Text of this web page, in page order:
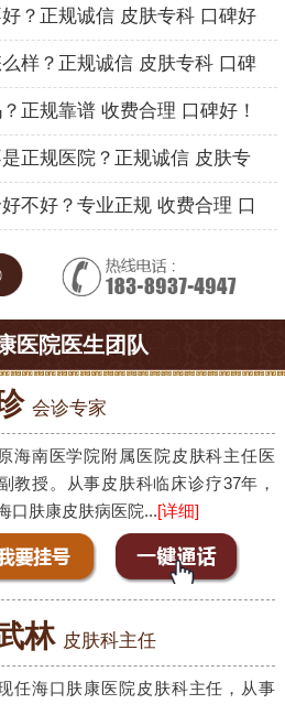
？正规诚信 皮肤专科 口碑好
样？正规诚信 皮肤专科 口碑
正规靠谱 收费合理 口碑好！
正规医院？正规诚信 皮肤专
不好？专业正规 收费合理 口
医院医生团队
会诊专家
原海南医学院附属医院皮肤科主任医
教授。从事皮肤科临床诊疗37年，
口肤康皮肤病医院...[详细]
林 皮肤科主任
任海口肤康医院皮肤科主任，从事